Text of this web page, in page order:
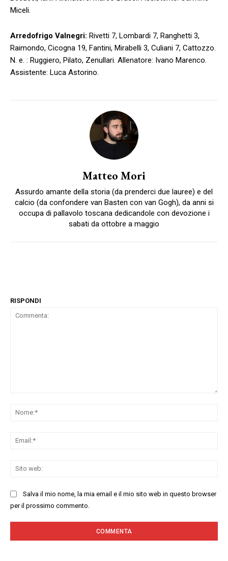
Miceli.
Arredofrigo Valnegri: Rivetti 7, Lombardi 7, Ranghetti 3,
Raimondo, Cicogna 19, Fantini, Mirabelli 3, Culiani 7, Cattozzo.
N. e. : Ruggiero, Pilato, Zenullari. Allenatore: Ivano Marenco.
Assistente: Luca Astorino.
Matteo Mori
Assurdo amante della storia (da prenderci due lauree) e del
calcio (da confondere van Basten con van Gogh), da anni si
occupa di pallavolo toscana dedicandole con devozione i
sabati da ottobre a maggio
RISPONDI
Salva il mio nome, la mia email e il mio sito web in questo browser
per il prossimo commento.